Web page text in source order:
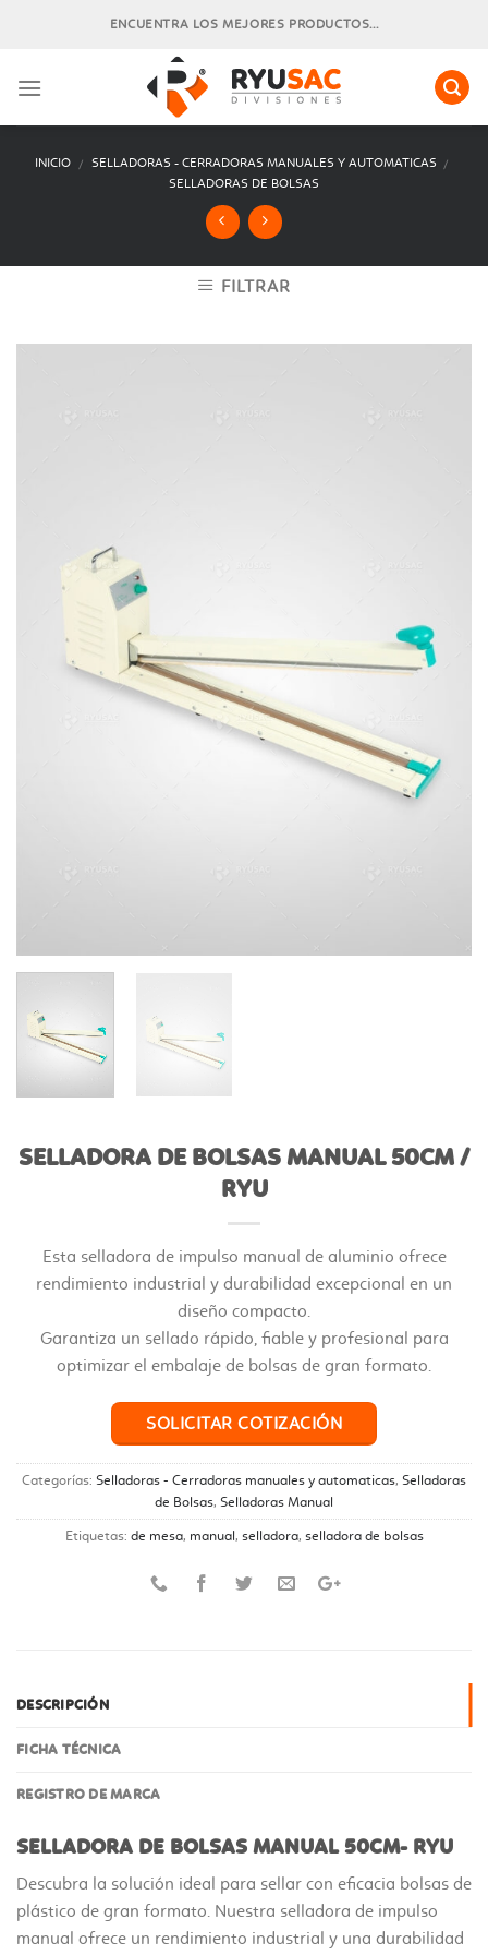
ENCUENTRA LOS MEJORES PRODUCTOS...
INICIO / SELLADORAS - CERRADORAS MANUALES Y AUTOMATICAS /
SELLADORAS DE BOLSAS
FILTRAR
SELLADORA DE BOLSAS MANUAL 50CM /
RYU
Esta selladora de impulso manual de aluminio ofrece
rendimiento industrial y durabilidad excepcional en un
diseño compacto.
Garantiza un sellado rápido, fiable y profesional para
optimizar el embalaje de bolsas de gran formato.
SOLICITAR COTIZACIÓN
Categorías: Selladoras - Cerradoras manuales y automaticas, Selladoras
de Bolsas, Selladoras Manual
Etiquetas: de mesa, manual, selladora, selladora de bolsas
DESCRIPCIÓN
FICHA TÉCNICA
REGISTRO DE MARCA
SELLADORA DE BOLSAS MANUAL 50CM- RYU
Descubra la solución ideal para sellar con eficacia bolsas de
plástico de gran formato. Nuestra selladora de impulso
manual ofrece un rendimiento industrial y una durabilidad